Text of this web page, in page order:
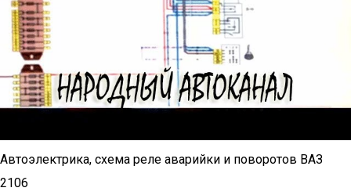
Автоэлектрика, схема реле аварийки и поворотов ВАЗ
2106